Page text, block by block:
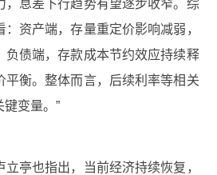
，息差下行趋势有望逐步收窄。综
资产端，存量重定价影响减弱，
负债端，存款成本节约效应持续释
平衡。整体而言，后续利率等相关
变量。”
也指出，当前经济持续恢复，